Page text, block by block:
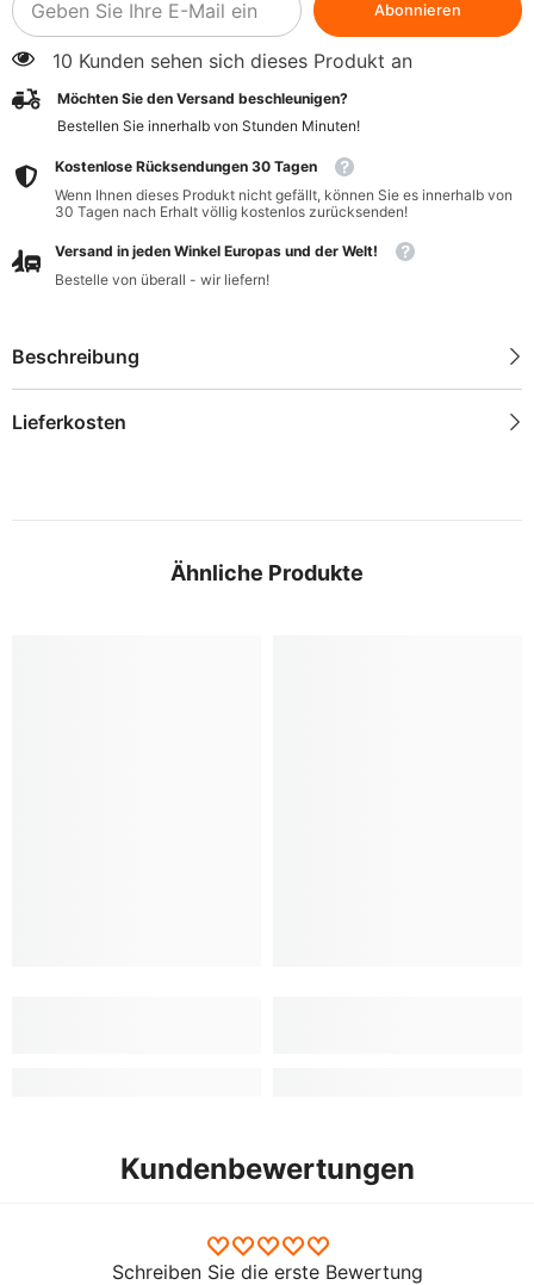
Abonnieren
10 Kunden sehen sich dieses Produkt an
Möchten Sie den Versand beschleunigen?
Bestellen Sie innerhalb von Stunden Minuten!
Kostenlose Rücksendungen 30 Tagen
Wenn Ihnen dieses Produkt nicht gefällt, können Sie es innerhalb von
30 Tagen nach Erhalt völlig kostenlos zurücksenden!
Versand in jeden Winkel Europas und der Welt!
Bestelle von überall - wir liefern!
Beschreibung
Lieferkosten
Ähnliche Produkte
Kundenbewertungen
Schreiben Sie die erste Bewertung